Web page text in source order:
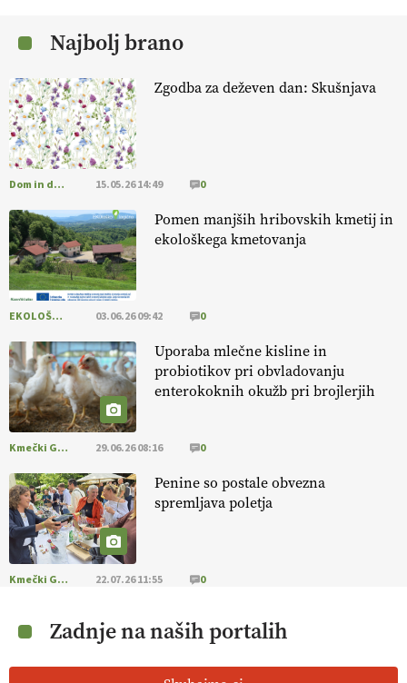
EKOloško = logično: ekološka kmetija
EKOloško = logično: VLOG Okus je
pomembnejši od izgleda
EKOloško = logično: ekološka kmetija PR'
RAKARI
Najbolj brano
Zgodba za deževen dan: Skušnjava
Dom in družina 15.05.26 14:49 0
Pomen manjših hribovskih kmetij in
ekološkega kmetovanja
EKOLOŠKO LOGIČNO 03.06.26 09:42 0
Uporaba mlečne kisline in
probiotikov pri obvladovanju
enterokoknih okužb pri brojlerjih
Kmečki Glas 29.06.26 08:16 0
Penine so postale obvezna
spremljava poletja
Kmečki Glas 22.07.26 11:55 0
Zadnje na naših portalih